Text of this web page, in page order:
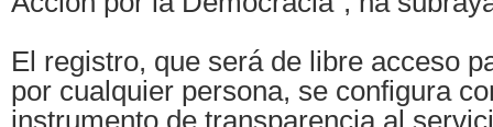
El registro, que será de libre acceso
por cualquier persona, se configura
instrumento de transparencia al